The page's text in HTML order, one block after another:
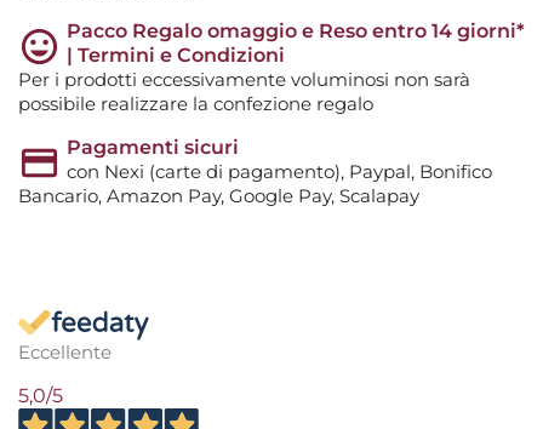
Pacco Regalo omaggio e Reso entro 14 giorni*
| Termini e Condizioni
Per i prodotti eccessivamente voluminosi non sarà
possibile realizzare la confezione regalo
Pagamenti sicuri
con Nexi (carte di pagamento), Paypal, Bonifico
Bancario, Amazon Pay, Google Pay, Scalapay
Eccellente
5,0/5